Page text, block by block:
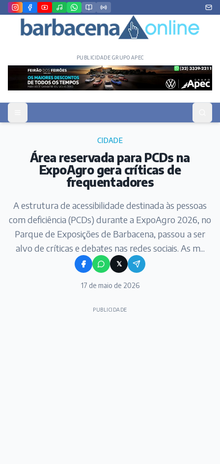
PUBLICIDADE GRUPO APEC
CIDADE
Área reservada para PCDs na
ExpoAgro gera críticas de
frequentadores
A estrutura de acessibilidade destinada às pessoas
com deficiência (PCDs) durante a ExpoAgro 2026, no
Parque de Exposições de Barbacena, passou a ser
alvo de críticas e debates nas redes sociais. As m...
𝕏
17 de maio de 2026
PUBLICIDADE